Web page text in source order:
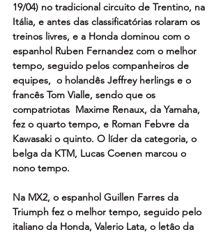
19/04) no tradicional circuito de Trentino, na
Itália, e antes das classificatórias rolaram os
treinos livres, e a Honda dominou com o
espanhol Ruben Fernandez com o melhor
tempo, seguido pelos companheiros de
equipes,  o holandês Jeffrey herlings e o
francês Tom Vialle, sendo que os
compatriotas  Maxime Renaux, da Yamaha,
fez o quarto tempo, e Roman Febvre da
Kawasaki o quinto. O líder da categoria, o
belga da KTM, Lucas Coenen marcou o
nono tempo.
Na MX2, o espanhol Guillen Farres da
Triumph fez o melhor tempo, seguido pelo
italiano da Honda, Valerio Lata, o letâo da